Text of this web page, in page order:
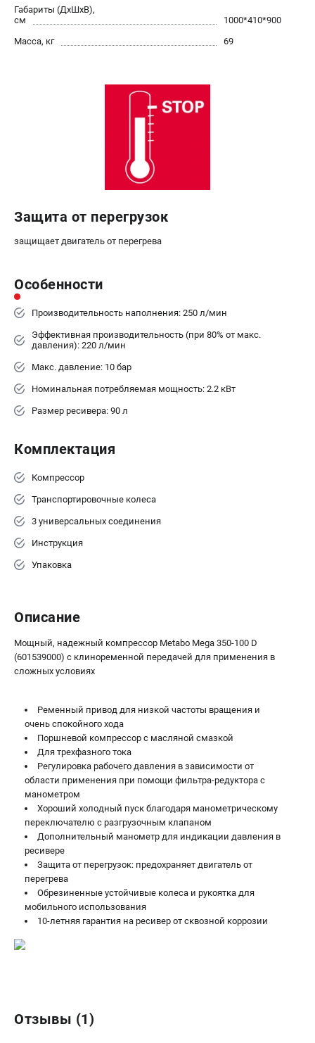
Лобзики
Пылесосы
Аккумуляторные перфораторы
РАСХОДНЫЕ МАТЕРИАЛЫ И АКСЕССУАРЫ
Аккумуляторы и зарядные устройства
Кейсы и сумки
+7 (812) 407-39-48
офертой.
8 (812) 318-40-26
8 (800) 550-70-46
Режим работы колл-центра:
пн-пт - с 9:00 до 18:00
вс - выходной
+7 (911) 360-06-14 | +7 (8112) 59-10-67
Габариты (ДхШхВ),
см
1000*410*900
Масса, кг
69
Защита от перегрузок
защищает двигатель от перегрева
Особенности
Производительность наполнения: 250 л/мин
Эффективная производительность (при 80% от макс.
давления): 220 л/мин
Макс. давление: 10 бар
Номинальная потребляемая мощность: 2.2 кВт
Размер ресивера: 90 л
Комплектация
Компрессор
Транспортировочные колеса
3 универсальных соединения
Инструкция
Упаковка
Описание
Мощный, надежный компрессор Metabo Mega 350-100 D
(601539000) с клиноременной передачей для применения в
сложных условиях
Ременный привод для низкой частоты вращения и
очень спокойного хода
Поршневой компрессор с масляной смазкой
Для трехфазного тока
Регулировка рабочего давления в зависимости от
области применения при помощи фильтра-редуктора с
манометром
Хороший холодный пуск благодаря манометрическому
переключателю с разгрузочным клапаном
Дополнительный манометр для индикации давления в
ресивере
Защита от перегрузок: предохраняет двигатель от
перегрева
Обрезиненные устойчивые колеса и рукоятка для
мобильного использования
10-летняя гарантия на ресивер от сквозной коррозии
Отзывы (1)